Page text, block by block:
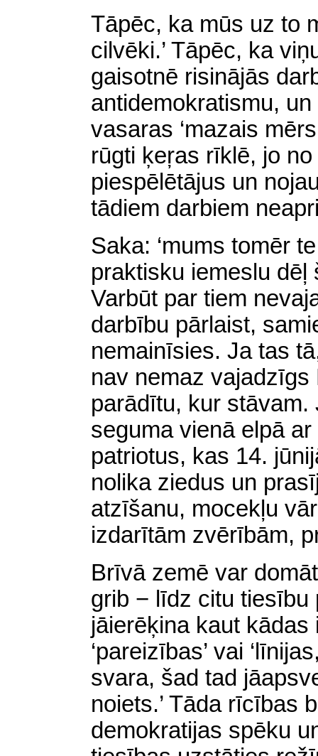
Tāpēc, ka mūs uz to
cilvēki.’ Tāpēc, ka
gaisotnē risinājās
antidemokratismu,
vasaras ‘mazais
rūgti ķeŗas rīklē, jo
piespēlētājus un
tādiem darbiem
Saka: ‘mums tomēr
praktisku iemeslu
Varbūt par tiem
darbību pārlaist,
nemainīsies. Ja tas
nav nemaz
parādītu, kur
seguma vienā elpā ar
patriotus, kas 14.
nolika ziedus un
atzīšanu, mocekļu
izdarītām zvērībām,
Brīvā zemē var
grib − līdz citu tiesību
jāierēķina kaut
‘pareizības’ vai
svara, šad tad
noiets.’ Tāda rīcības
demokratijas spēku